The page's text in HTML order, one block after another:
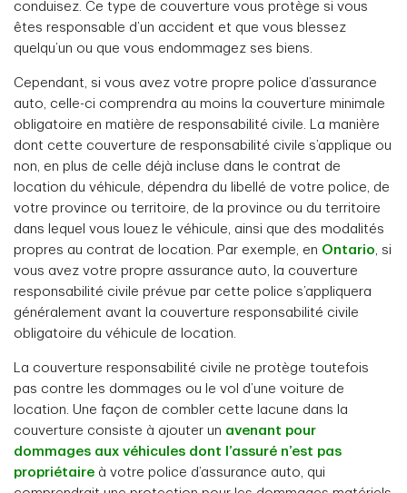
conduisez. Ce type de couverture vous protège si vous
êtes responsable d’un accident et que vous blessez
quelqu’un ou que vous endommagez ses biens.
Cependant, si vous avez votre propre police d’assurance
auto, celle-ci comprendra au moins la couverture minimale
obligatoire en matière de responsabilité civile. La manière
dont cette couverture de responsabilité civile s’applique ou
non, en plus de celle déjà incluse dans le contrat de
location du véhicule, dépendra du libellé de votre police, de
votre province ou territoire, de la province ou du territoire
dans lequel vous louez le véhicule, ainsi que des modalités
propres au contrat de location. Par exemple, en Ontario, si
vous avez votre propre assurance auto, la couverture
responsabilité civile prévue par cette police s’appliquera
généralement avant la couverture responsabilité civile
obligatoire du véhicule de location.
La couverture responsabilité civile ne protège toutefois
pas contre les dommages ou le vol d’une voiture de
location. Une façon de combler cette lacune dans la
couverture consiste à ajouter un avenant pour
dommages aux véhicules dont l’assuré n’est pas
propriétaire à votre police d’assurance auto, qui